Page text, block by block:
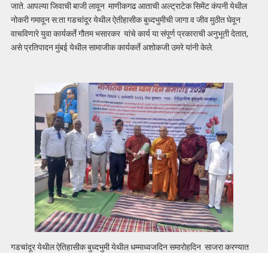
जाते. आपल्या जिवाची बाजी लावून माणीकगढ आताची अल्ट्राटेक सिमेंट कंपनी येथील
नोकरी गमावून स:ता गडचांदूर येथील ऐतीहासीक बुध्दभुमीची जागा व जीव मुठीत घेवून
वाचविणारे युवा कार्यकर्ते गौतम भसारकर यांचे कार्य या संपूर्ण प्रकाराची अनुभूती देतात,
असे प्रतिपादन मुंबई येथील सामाजीक कार्यकर्ते अशोकजी उमरे यांनी केले.
गडचांदूर येथील ऐतिहासीक बुध्दभुमी येथील धम्माध्वजदिन समारोहदिन साजरा करण्यात